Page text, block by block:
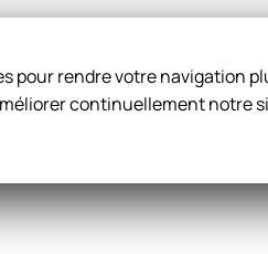
pour rendre votre navigation
continuellement notre